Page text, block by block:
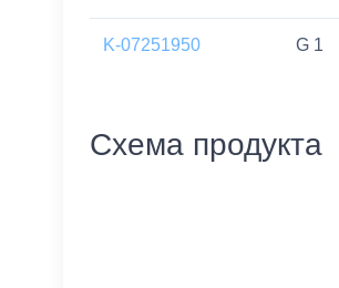
K-07251950 G 1
Схема продукта